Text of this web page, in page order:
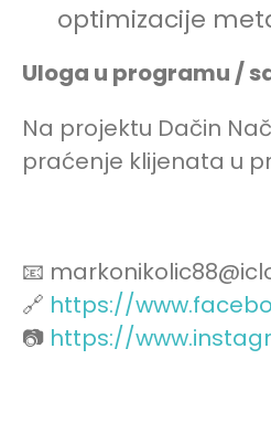
optimizacije
Uloga u programu /
Na projektu Dačin
praćenje klijenata u
📧
🔗 https://
📷 https://
Tube